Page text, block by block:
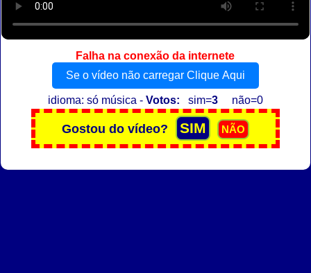
Falha na conexão da internete
Se o vídeo não carregar Clique Aqui
idioma: só música - Votos: sim=3não=0